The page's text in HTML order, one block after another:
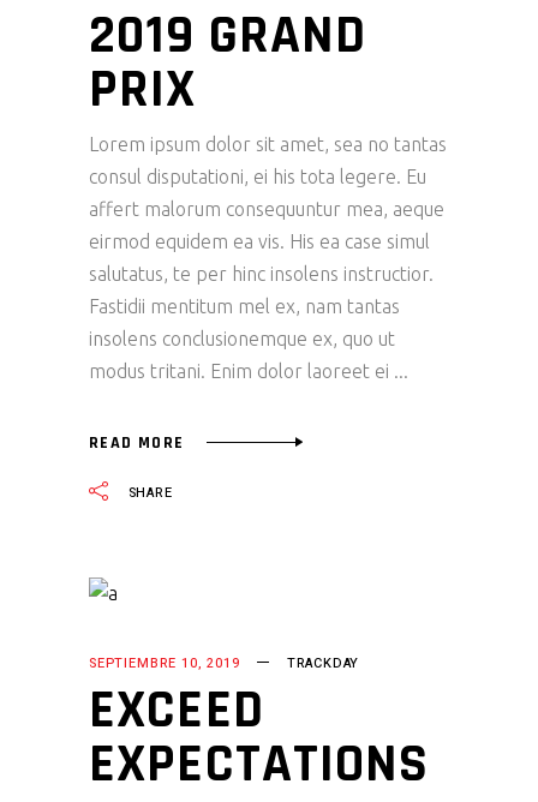
2019 GRAND
PRIX
Lorem ipsum dolor sit amet, sea no tantas
consul disputationi, ei his tota legere. Eu
affert malorum consequuntur mea, aeque
eirmod equidem ea vis. His ea case simul
salutatus, te per hinc insolens instructior.
Fastidii mentitum mel ex, nam tantas
insolens conclusionemque ex, quo ut
modus tritani. Enim dolor laoreet ei
READ MORE
SHARE
SEPTIEMBRE 10, 2019 TRACKDAY
EXCEED
EXPECTATIONS